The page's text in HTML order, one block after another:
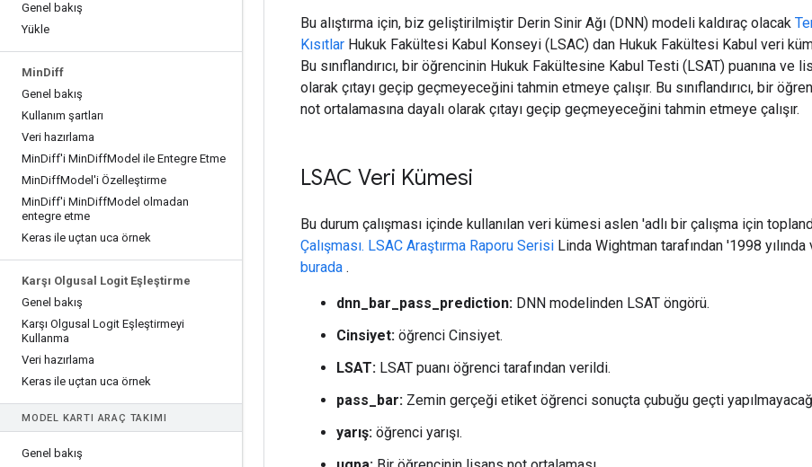
Genel bakış
Yükle
MinDiff
Genel bakış
Kullanım şartları
Veri hazırlama
MinDiff'i MinDiffModel ile Entegre Etme
MinDiffModel'i Özelleştirme
MinDiff'i MinDiffModel olmadan
entegre etme
Keras ile uçtan uca örnek
Karşı Olgusal Logit Eşleştirme
Genel bakış
Karşı Olgusal Logit Eşleştirmeyi
Kullanma
Veri hazırlama
Keras ile uçtan uca örnek
MODEL KARTI ARAÇ TAKIMI
Genel bakış
Bu alıştırma için, biz geliştirilmiştir Derin Sinir Ağı (DNN) modeli kaldıraç olacak
Kısıtlar Hukuk Fakültesi Kabul Konseyi (LSAC) dan Hukuk Fakültesi Kabul veri
Bu sınıflandırıcı, bir öğrencinin Hukuk Fakültesine Kabul Testi (LSAT) puanına ve
olarak çıtayı geçip geçmeyeceğini tahmin etmeye çalışır. Bu sınıflandırıcı, bir
not ortalamasına dayalı olarak çıtayı geçip geçmeyeceğini tahmin etmeye çalışır.
LSAC Veri Kümesi
Bu durum çalışması içinde kullanılan veri kümesi aslen 'adlı bir çalışma için
Çalışması. LSAC Araştırma Raporu Serisi Linda Wightman tarafından '1998 yılında
burada .
dnn_bar_pass_prediction: DNN modelinden LSAT öngörü.
Cinsiyet: öğrenci Cinsiyet.
LSAT: LSAT puanı öğrenci tarafından verildi.
pass_bar: Zemin gerçeği etiket öğrenci sonuçta çubuğu geçti
yarış: öğrenci yarışı.